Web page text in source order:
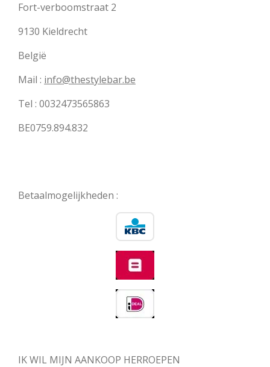
Fort-verboomstraat 2
9130 Kieldrecht
België
Mail : info@thestylebar.be
Tel : 0032473565863
BE0759.894.832
Betaalmogelijkheden :
IK WIL MIJN AANKOOP HERROEPEN